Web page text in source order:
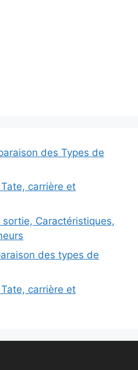
des Types de
carrière et
Caractéristiques,
des types de
carrière et